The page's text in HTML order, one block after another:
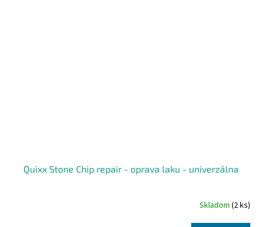
Quixx Stone Chip repair - oprava laku - univerzálna
Skladom (2 ks)